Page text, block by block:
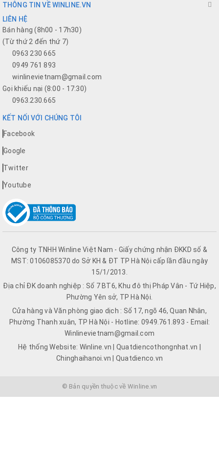
THÔNG TIN VỀ WINLINE.VN
LIÊN HỆ
Bán hàng (8h00 - 17h30)
(Từ thứ 2 đến thứ 7)
0963 230 665
0949 761 893
winlinevietnam@gmail.com
Gọi khiếu nại (8:00 - 17:30)
0963.230.665
KẾT NỐI VỚI CHÚNG TÔI
Facebook
Google
Twitter
Youtube
Công ty TNHH Winline Việt Nam - Giấy chứng nhận ĐKKD số &
MST: 0106085370 do Sở KH & ĐT TP Hà Nội cấp lần đầu ngày
15/1/2013.
Địa chỉ ĐK doanh nghiệp : Số 7 BT6, Khu đô thị Pháp Vân - Tứ Hiệp,
Phường Yên sở, TP Hà Nội.
Cửa hàng và Văn phòng giao dịch : Số 17, ngõ 46, Quan Nhân,
Phường Thanh xuân, TP Hà Nội - Hotline: 0949.761.893 - Email:
Winlinevietnam@gmail.com
Hệ thống Website: Winline.vn | Quatdiencothongnhat.vn |
Chinghaihanoi.vn | Quatdienco.vn
© Bản quyền thuộc về Winline.vn